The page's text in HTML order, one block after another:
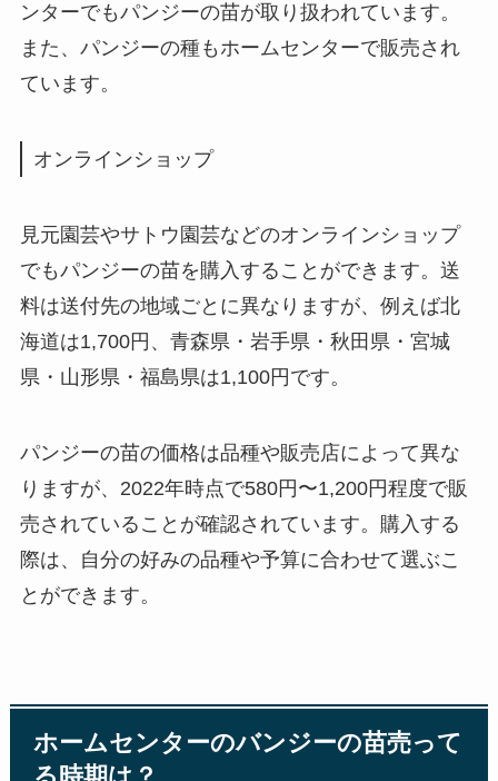
ンターでもパンジーの苗が取り扱われています。
また、パンジーの種もホームセンターで販売され
ています。
オンラインショップ
見元園芸やサトウ園芸などのオンラインショップ
でもパンジーの苗を購入することができます。送
料は送付先の地域ごとに異なりますが、例えば北
海道は1,700円、青森県・岩手県・秋田県・宮城
県・山形県・福島県は1,100円です。
パンジーの苗の価格は品種や販売店によって異な
りますが、2022年時点で580円〜1,200円程度で販
売されていることが確認されています。購入する
際は、自分の好みの品種や予算に合わせて選ぶこ
とができます。
ホームセンターのバンジーの苗売って